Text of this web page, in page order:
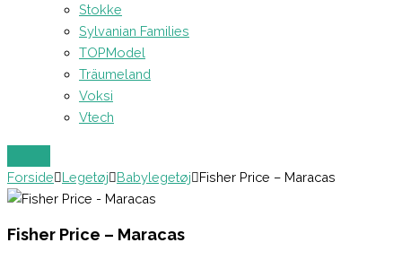
Stokke
Sylvanian Families
TOPModel
Träumeland
Voksi
Vtech
Forside Legetøj Babylegetøj Fisher Price – Maracas
Fisher Price – Maracas